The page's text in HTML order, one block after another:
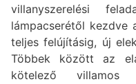
villanyszerelési
lámpacserétől kezdve
teljes felújításig, új
Többek között az
kötelező villamos